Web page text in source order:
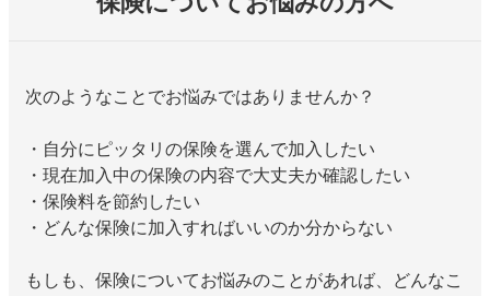
次のようなことでお悩みではありませんか？
・自分にピッタリの保険を選んで加入したい
・現在加入中の保険の内容で大丈夫か確認したい
・保険料を節約したい
・どんな保険に加入すればいいのか分からない
もしも、保険についてお悩みのことがあれば、どんなこ